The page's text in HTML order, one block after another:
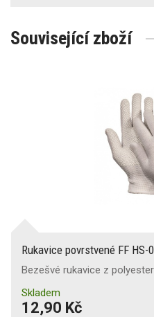
Související zboží
Rukavice povrstvené FF
Bezešvé rukavice z
Skladem
12,90 Kč